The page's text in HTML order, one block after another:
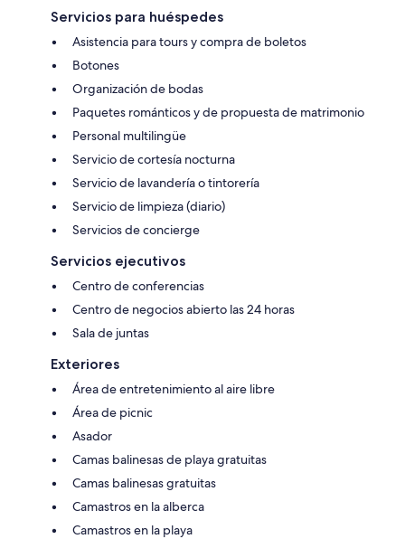
Servicios para huéspedes
Asistencia para tours y compra de boletos
Botones
Organización de bodas
Paquetes románticos y de propuesta de matrimonio
Personal multilingüe
Servicio de cortesía nocturna
Servicio de lavandería o tintorería
Servicio de limpieza (diario)
Servicios de concierge
Servicios ejecutivos
Centro de conferencias
Centro de negocios abierto las 24 horas
Sala de juntas
Exteriores
Área de entretenimiento al aire libre
Área de picnic
Asador
Camas balinesas de playa gratuitas
Camas balinesas gratuitas
Camastros en la alberca
Camastros en la playa